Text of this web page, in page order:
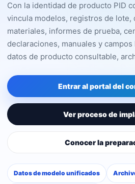
Con la identidad de producto PID
vincula modelos, registros de lote,
materiales, informes de prueba,
declaraciones, manuales y campos
datos de producto consultable,
Entrar al portal del
Ver proceso de
Conocer la
Datos de modelo unificados